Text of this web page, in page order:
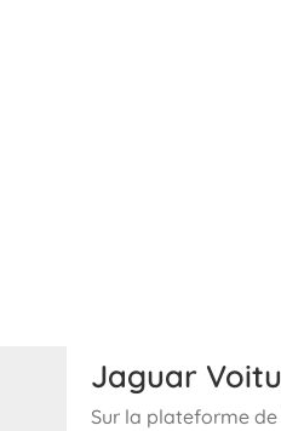
Jaguar
Sur la plateforme